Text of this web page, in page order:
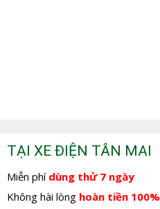
TẠI XE ĐIỆN TÂN MAI
Miễn phí dùng thử 7 ngày
Không hài lòng hoàn tiền 100%